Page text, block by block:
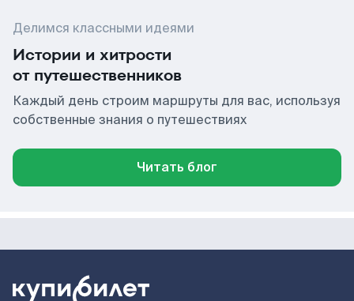
Делимся классными идеями
Истории и хитрости
от путешественников
Каждый день строим маршруты для вас, используя
собственные знания о путешествиях
Читать блог